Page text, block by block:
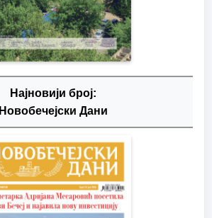
Најновији број:
Новобечејски Дани